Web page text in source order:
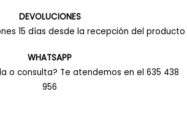
DEVOLUCIONES
15 días desde la recepción del producto
WHATSAPP
o consulta? Te atendemos en el 635 438
956